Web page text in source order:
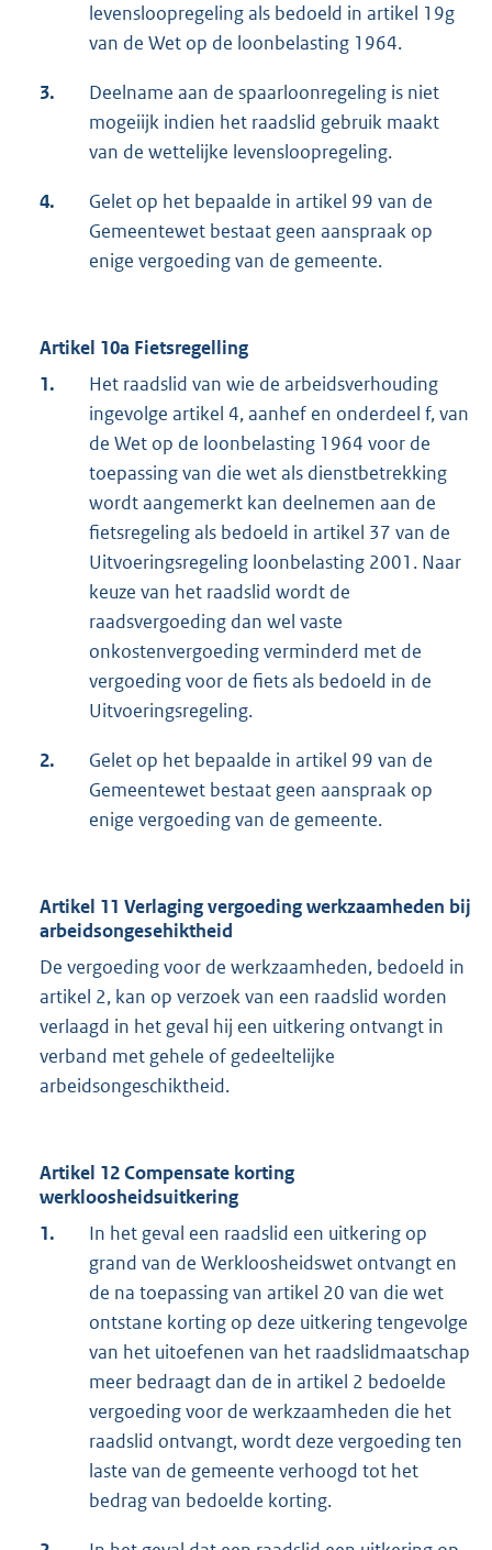
levensloopregeling als bedoeld in artikel 19g
van de Wet op de loonbelasting 1964.
3.
Deelname aan de spaarloonregeling is niet
mogeiijk indien het raadslid gebruik maakt
van de wettelijke levensloopregeling.
4.
Gelet op het bepaalde in artikel 99 van de
Gemeentewet bestaat geen aanspraak op
enige vergoeding van de gemeente.
Artikel 10a Fietsregelling
1.
Het raadslid van wie de arbeidsverhouding
ingevolge artikel 4, aanhef en onderdeel f, van
de Wet op de loonbelasting 1964 voor de
toepassing van die wet als dienstbetrekking
wordt aangemerkt kan deelnemen aan de
fietsregeling als bedoeld in artikel 37 van de
Uitvoeringsregeling loonbelasting 2001. Naar
keuze van het raadslid wordt de
raadsvergoeding dan wel vaste
onkostenvergoeding verminderd met de
vergoeding voor de fiets als bedoeld in de
Uitvoeringsregeling.
2.
Gelet op het bepaalde in artikel 99 van de
Gemeentewet bestaat geen aanspraak op
enige vergoeding van de gemeente.
Artikel 11 Verlaging vergoeding werkzaamheden bij
arbeidsongesehiktheid
De vergoeding voor de werkzaamheden, bedoeld in
artikel 2, kan op verzoek van een raadslid worden
verlaagd in het geval hij een uitkering ontvangt in
verband met gehele of gedeeltelijke
arbeidsongeschiktheid.
Artikel 12 Compensate korting
werkloosheidsuitkering
1.
In het geval een raadslid een uitkering op
grand van de Werkloosheidswet ontvangt en
de na toepassing van artikel 20 van die wet
ontstane korting op deze uitkering tengevolge
van het uitoefenen van het raadslidmaatschap
meer bedraagt dan de in artikel 2 bedoelde
vergoeding voor de werkzaamheden die het
raadslid ontvangt, wordt deze vergoeding ten
laste van de gemeente verhoogd tot het
bedrag van bedoelde korting.